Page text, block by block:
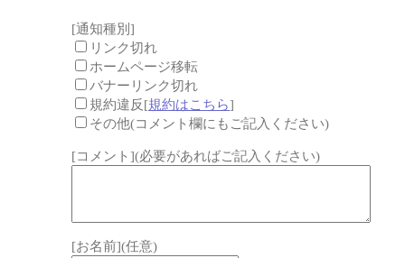
[通知種別]
リンク切れ
ホームページ移転
バナーリンク切れ
規約違反[規約はこちら]
その他(コメント欄にもご記入ください)
[コメント](必要があればご記入ください)
[お名前](任意)